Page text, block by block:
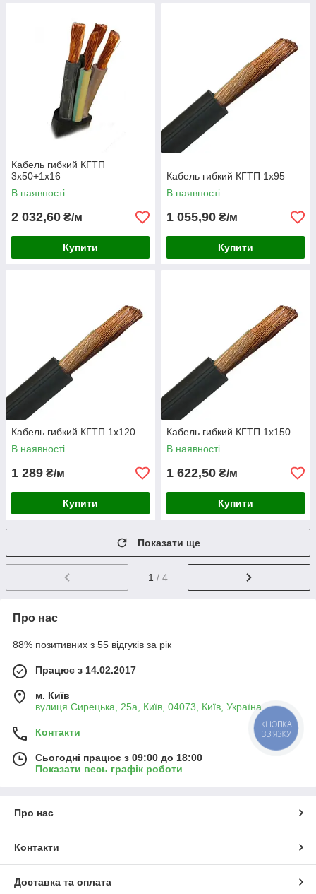
Кабель гибкий КГТП
3х50+1х16
В наявності
2 032,60 ₴/м
Купити
Кабель гибкий КГТП 1х95
В наявності
1 055,90 ₴/м
Купити
Кабель гибкий КГТП 1х120
В наявності
1 289 ₴/м
Купити
Кабель гибкий КГТП 1х150
В наявності
1 622,50 ₴/м
Купити
Показати ще
1 / 4
Про нас
88% позитивних з 55 відгуків за рік
Працює з 14.02.2017
м. Київ
вулиця Сирецька, 25а, Київ, 04073, Київ, Україна
Контакти
Сьогодні працює з 09:00 до 18:00
Показати весь графік роботи
Про нас
Контакти
Доставка та оплата
КНОПКА
ЗВ'ЯЗКУ